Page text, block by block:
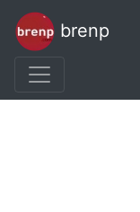
brenp